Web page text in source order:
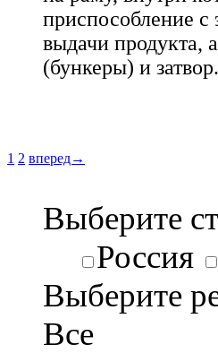
приспособление с
выдачи продукта,
(бункеры) и затвор.
1 2 вперед→
Выберите
Россия
Выберите
Все